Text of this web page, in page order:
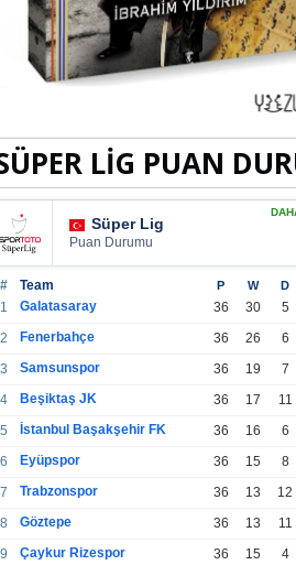
LİG PUAN
Süper Lig
Puan Durumu
# Team P W D
1 Galatasaray 36 30 5
2
Fenerbahçe 36 26 6
3
Samsunspor 36 19 7
4
Beşiktaş JK 36 17 11
5
İstanbul Başakşehir FK 36 16 6
6
Eyüpspor 36 15 8
7
Trabzonspor 36 13 12
8
Göztepe 36 13 11
9
Çaykur Rizespor 36 15 4